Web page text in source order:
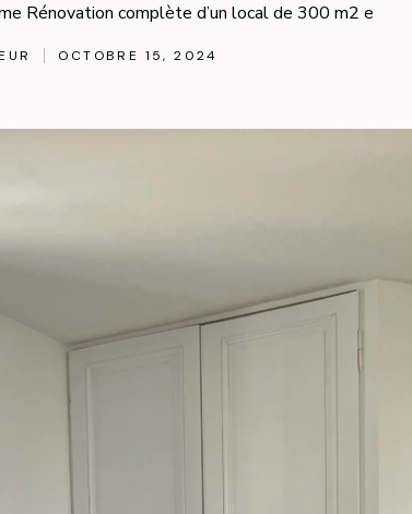
Rénovation complète d’un local de 300 m2 e
OCTOBRE 15, 2024